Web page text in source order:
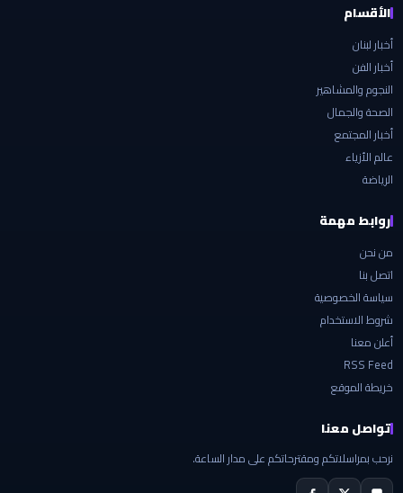
الأقسام
أخبار لبنان
أخبار الفن
النجوم والمشاهير
الصحة والجمال
أخبار المجتمع
عالم الأزياء
الرياضة
روابط مهمة
من نحن
اتصل بنا
سياسة الخصوصية
شروط الاستخدام
أعلن معنا
RSS Feed
خريطة الموقع
تواصل معنا
نرحب بمراسلاتكم ومقترحاتكم على مدار الساعة.